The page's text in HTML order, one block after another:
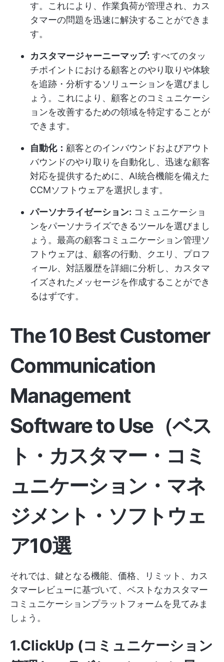
す。これにより、作業負荷が管理され、カス
タマーの問題を迅速に解決することができま
す。
カスタマージャーニーマップ: すべてのタッ
チポイントにおける顧客とのやり取りや体験
を追跡・分析するソリューションを選びまし
ょう。これにより、顧客とのコミュニケーシ
ョンを改善するための領域を特定することが
できます。
自動化： 顧客とのインバウンドおよびアウト
バウンドのやり取りを自動化し、迅速な顧客
対応を提供するために、AI統合機能を備えた
CCMソフトウェアを選択します。
パーソナライゼーション: コミュニケーショ
ンをパーソナライズできるツールを選びまし
ょう。最高の顧客コミュニケーション管理ソ
フトウェアは、顧客の行動、クエリ、プロフ
ィール、対話履歴を詳細に分析し、カスタマ
イズされたメッセージを作成することができ
るはずです。
The 10 Best Customer
Communication
Management
Software to Use（ベス
ト・カスタマー・コミ
ュニケーション・マネ
ジメント・ソフトウェ
ア10選
それでは、鍵となる機能、価格、リミット、カス
タマーレビューに基づいて、ベストなカスタマー
コミュニケーションプラットフォームを見てみま
しょう。
1.ClickUp (コミュニケーション